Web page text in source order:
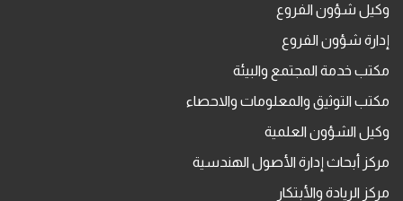
وكيل شؤون الفروع
إدارة شؤون الفروع
مكتب خدمة المجتمع والبيئة
مكتب التوثيق والمعلومات والاحصاء
وكيل الشؤون العلمية
مركز أبحاث إدارة الأصول الهندسية
مركز الريادة والأبتكار